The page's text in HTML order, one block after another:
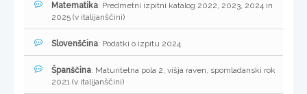
Matematika: Predmetni izpitni katalog 2022, 2023, 2024 in
2025 (v italijanščini)
Slovenščina: Podatki o izpitu 2024
Španščina: Maturitetna pola 2, višja raven, spomladanski rok
2021 (v italijanščini)